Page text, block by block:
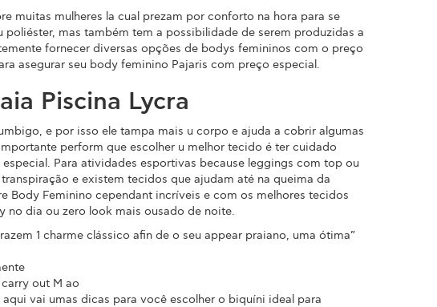
muitas mulheres la cual prezam por conforto na hora para se
mas também tem a possibilidade de serem produzidas a
fornecer diversas opções de bodys femininos com o preço
asegurar seu body feminino Pajaris com preço especial.
Piscina Lycra
e por isso ele tampa mais u corpo e ajuda a cobrir algumas
perform que escolher u melhor tecido é ter cuidado
Para atividades esportivas because leggings com top ou
e existem tecidos que ajudam até na queima da
Body Feminino cependant incríveis e com os melhores tecidos
no dia ou zero look mais ousado de noite.
1 charme clássico afin de o seu appear praiano, uma ótima”
out M ao
vai umas dicas para você escolher o biquíni ideal para